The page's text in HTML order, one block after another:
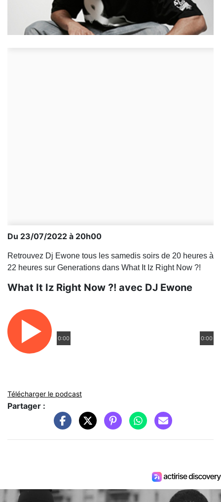
Du 23/07/2022 à 20h00
Retrouvez Dj Ewone tous les samedis soirs de 20 heures à
22 heures sur Generations dans What It Iz Right Now ?!
What It Iz Right Now ?! avec DJ Ewone
0:00 0:00
Télécharger le podcast
Partager :